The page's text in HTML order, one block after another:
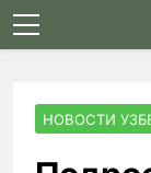
Skip
to
НОВОСТИ